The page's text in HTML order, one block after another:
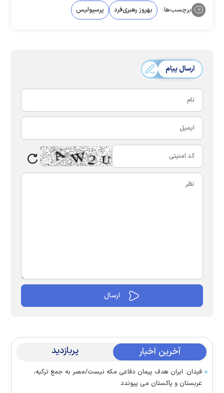
برچسب‌ها: بهروز رهبری‌فرد پرسپولیس
ارسال پیام
آخرین اخبار پربازدید
فیدان: ایران هدف پیمان دفاعی مکه نیست/مصر به جمع ترکیه،
عربستان و پاکستان می پیوندد